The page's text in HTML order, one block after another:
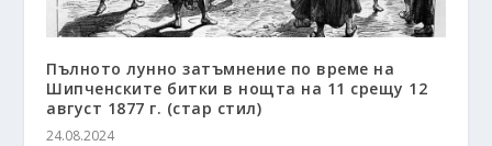
Пълното лунно затъмнение по време на
Шипченските битки в нощта на 11 срещу 12
август 1877 г. (стар стил)
24.08.2024